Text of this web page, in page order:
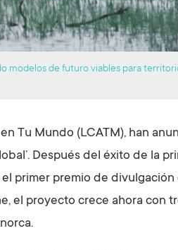
modelos de futuro viables para
Tu Mundo (LCATM), han
Después del éxito de la
primer premio de
el proyecto crece ahora con